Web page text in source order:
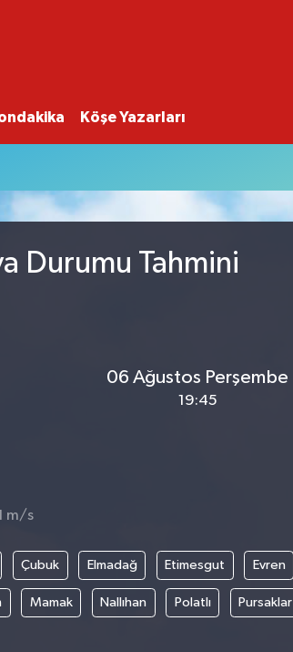
Köşe Yazarları
Durumu Tahmini
06 Ağustos Perşembe
19:45
m/s
Çubuk Elmadağ Etimesgut Evren
Mamak Nallıhan Polatlı Pursaklar